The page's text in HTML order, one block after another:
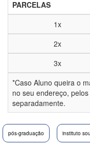
PARCELAS
1x
2x
3x
*Caso Aluno queira o
no seu endereço,
separadamente.
pós-graduação instituto